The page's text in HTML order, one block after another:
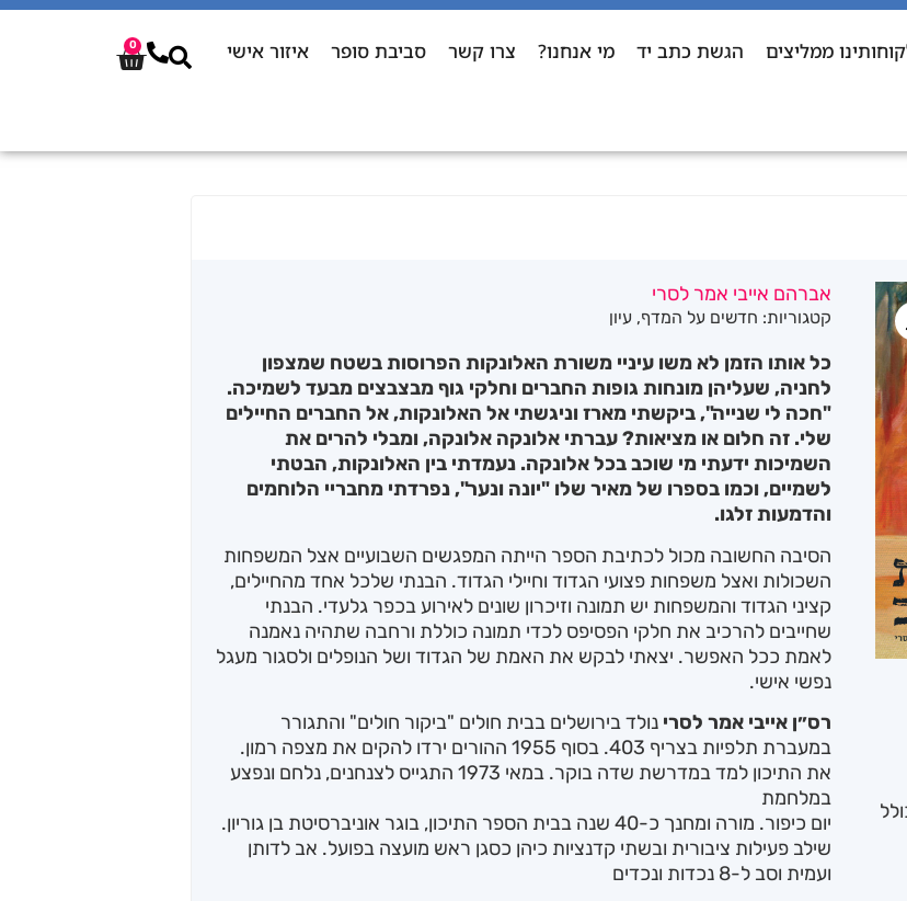
ממליצים הגשת כתב יד מי אנחנו? צרו קשר סביבת סופר איזור אישי 0
אברהם אייבי אמר לסרי
קטגוריות: חדשים על המדף, עיון
כל אותו הזמן לא משו עיניי משורת האלונקות הפרוסות בשטח שמצפון
לחניה, שעליהן מונחות גופות החברים וחלקי גוף מבצבצים מבעד לשמיכה.
"חכה לי שנייה", ביקשתי מארז וניגשתי אל האלונקות, אל החברים החיילים
שלי. זה חלום או מציאות? עברתי אלונקה אלונקה, ומבלי להרים את
השמיכות ידעתי מי שוכב בכל אלונקה. נעמדתי בין האלונקות, הבטתי
לשמיים, וכמו בספרו של מאיר שלו "יונה ונער", נפרדתי מחבריי הלוחמים
והדמעות זלגו.
הסיבה החשובה מכול לכתיבת הספר הייתה המפגשים השבועיים אצל המשפחות
השכולות ואצל משפחות פצועי הגדוד וחיילי הגדוד. הבנתי שלכל אחד מהחיילים,
קציני הגדוד והמשפחות יש תמונה וזיכרון שונים לאירוע בכפר גלעדי. הבנתי
שחייבים להרכיב את חלקי הפסיפס לכדי תמונה כוללת ורחבה שתהיה נאמנה
לאמת ככל האפשר. יצאתי לבקש את האמת של הגדוד ושל הנופלים ולסגור מעגל
נפשי אישי.
רס״ן אייבי אמר לסרי נולד בירושלים בבית חולים "ביקור חולים" והתגורר
במעברת תלפיות בצריף 403. בסוף 1955 ההורים ירדו להקים את מצפה רמון.
את התיכון למד במדרשת שדה בוקר. במאי 1973 התגייס לצנחנים, נלחם ונפצע
במלחמת
יום כיפור. מורה ומחנך כ-40 שנה בבית הספר התיכון, בוגר אוניברסיטת בן גוריון.
שילב פעילות ציבורית ובשתי קדנציות כיהן כסגן ראש מועצה בפועל. אב לדותן
ועמית וסב ל-8 נכדות ונכדים